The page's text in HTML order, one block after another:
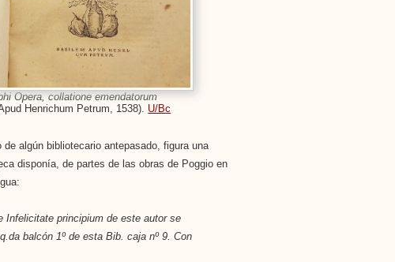
Opera, collatione emendatorum
Henrichum Petrum, 1538). U/Bc
algún bibliotecario antepasado, figura una
disponía, de partes de las obras de Poggio en
Infelicitate principium de este autor se
balcón 1º de esta Bib. caja nº 9. Con